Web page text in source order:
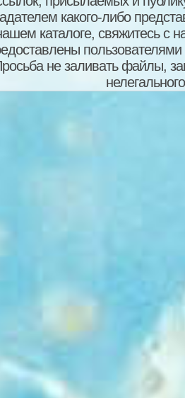
какого-либо
каталоге, свяжитесь
пользователями
не заливать файлы,